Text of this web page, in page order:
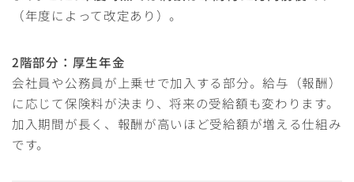
（年度によって改定あり）。
2階部分：厚生年金
会社員や公務員が上乗せで加入する部分。給与（報酬）
に応じて保険料が決まり、将来の受給額も変わります。
加入期間が長く、報酬が高いほど受給額が増える仕組み
です。